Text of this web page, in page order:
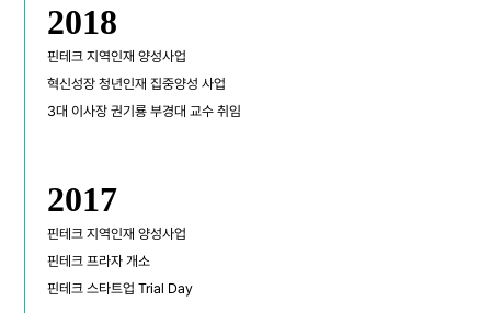
2018
핀테크 지역인재 양성사업
혁신성장 청년인재 집중양성 사업
3대 이사장 권기룡 부경대 교수 취임
2017
핀테크 지역인재 양성사업
핀테크 프라자 개소
핀테크 스타트업 Trial Day